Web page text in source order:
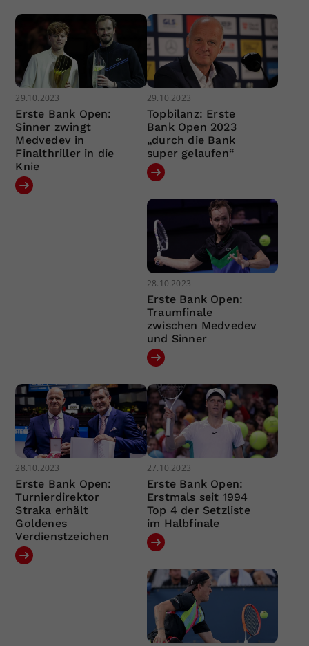
29.10.2023
Erste Bank Open:
Sinner zwingt
Medvedev in
Finalthriller in die
Knie
29.10.2023
Topbilanz: Erste
Bank Open 2023
„durch die Bank
super gelaufen“
28.10.2023
Erste Bank Open:
Traumfinale
zwischen Medvedev
und Sinner
28.10.2023
Erste Bank Open:
Turnierdirektor
Straka erhält
Goldenes
Verdienstzeichen
27.10.2023
Erste Bank Open:
Erstmals seit 1994
Top 4 der Setzliste
im Halbfinale